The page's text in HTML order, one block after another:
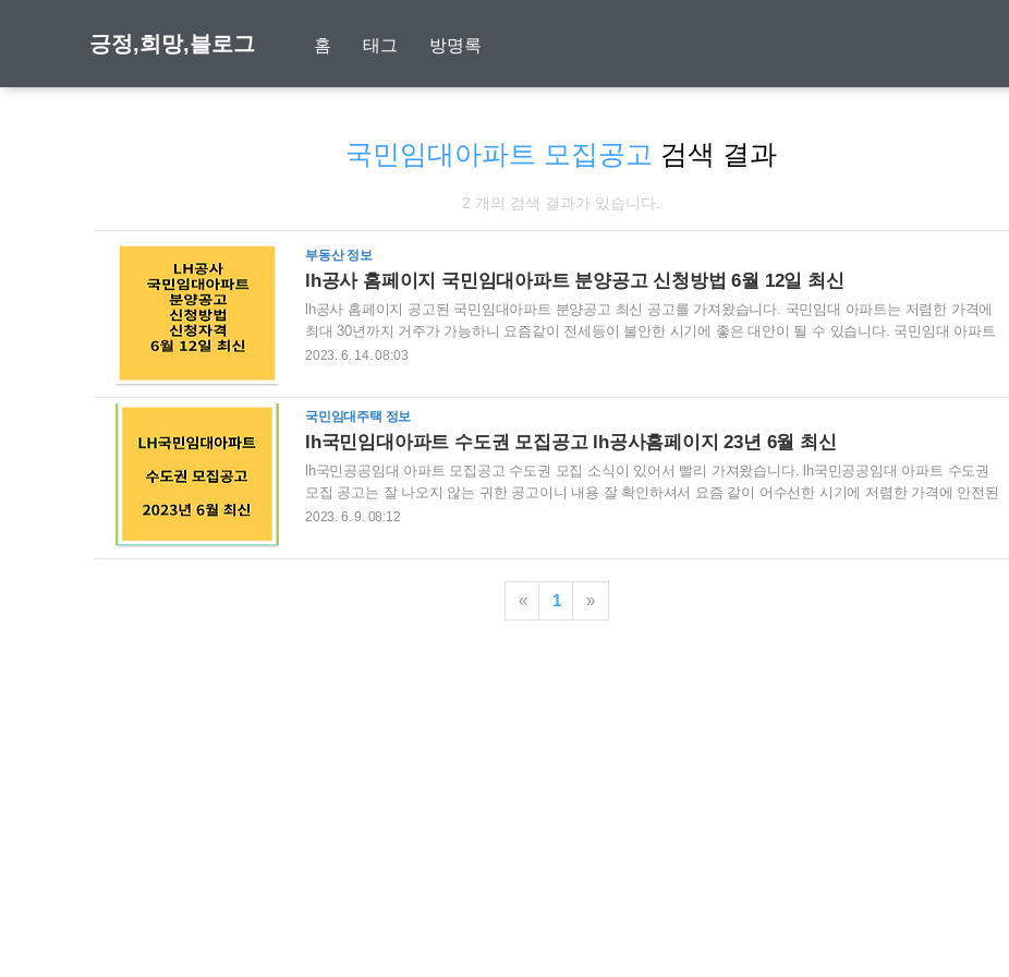
긍정,희망,블로그 홈 태그 방명록
국민임대아파트 모집공고 검색 결과
2 개의 검색 결과가 있습니다.
부동산 정보
lh공사 홈페이지 국민임대아파트 분양공고 신청방법 6월 12일 최신
lh공사 홈페이지 공고된 국민임대아파트 분양공고 최신 공고를 가져왔습니다. 국민임대 아파트는 저렴한 가격에
최대 30년까지 거주가 가능하니 요즘같이 전세등이 불안한 시기에 좋은 대안이 될 수 있습니다. 국민임대 아파트
신청 자격 및 방법까지 정리하였으니 해당 지역에 청약하지 않으시더라도 꼭 읽어 보시고 도움이 되시길 바랍니
주) 주민등록이 등재 된 성년자인 무주택세대구성원으로 서 아래의 소득, 자산보유 기준, 기타 법에 정한 요건을
충족 및 입주자격제한(불법양도·전대)에 해 당하지 않는 자 ■ 성년자 신청자는 민법상 성년자(만19세)이어야 하나
단 아래의 경우 세대주인 미성년자도 신청가능..
2023. 6. 14. 08:03
국민임대주택 정보
lh국민임대아파트 수도권 모집공고 lh공사홈페이지 23년 6월 최신
lh국민공공임대 아파트 모집공고 수도권 모집 소식이 있어서 빨리 가져왔습니다. lh국민공공임대 아파트 수도권
모집 공고는 잘 나오지 않는 귀한 공고이니 내용 잘 확인하셔서 요즘 같이 어수선한 시기에 저렴한 가격에 안전된
주거 환경을 이루시기 바라는 바입니다. 각 단지별로 청약 마감일등이 상이하니 빨리 확인하시기 바랍니다. 내용
파트 모집공고 인천논현2단지 국민임대 남양주호평23단지 국민임대 문산선유2단지 국민임대 수원시 지역 행복주
택 인천 북서권 국민임대 인천 남동구 국민임대 부천시 행복주택 오산세교2 21단지 국민임대 안성금화 국민임대
의정부시 국민임대 파주시 국민임대 가평군,구리시,남양..
2023. 6. 9. 08:12
« 1 »